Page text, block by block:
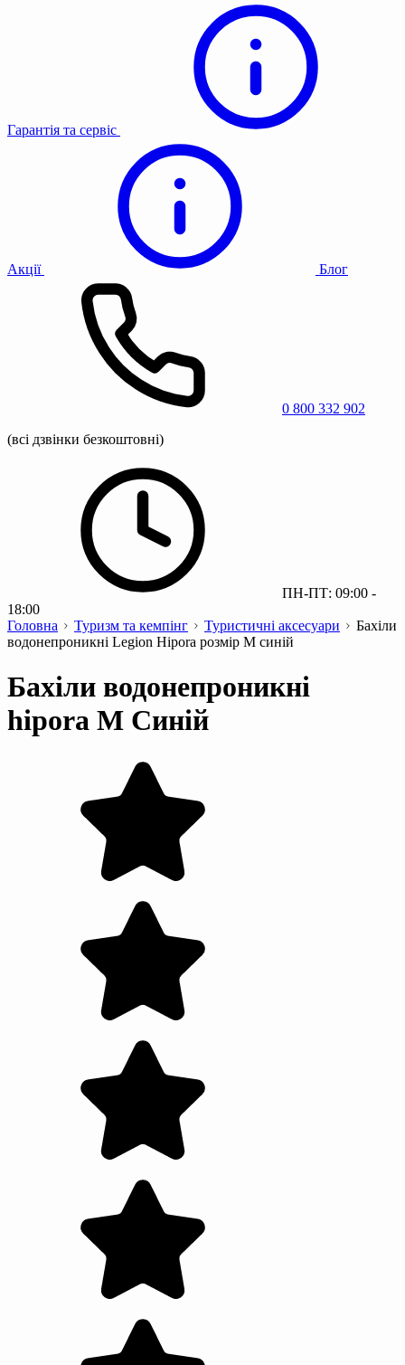
Гарантія та сервіс
Акції Блог
0 800 332 902
(всі дзвінки безкоштовні)
ПН-ПТ: 09:00 -
18:00
Головна
Туризм та кемпінг Туристичні аксесуари
Бахіли
водонепроникні Legion Hipora розмір M синій
Бахіли водонепроникні
hipora M Синій